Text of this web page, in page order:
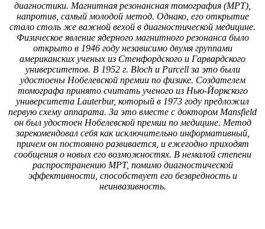
диагностики. Магнитная резонансная томография (МРТ),
напротив, самый молодой метод. Однако, его открытие
стало столь же важной вехой в диагностической медицине.
Физическое явление ядерного магнитного резонанса было
открыто в 1946 году независимо двумя группами
американских ученых из Стенфордского и Гарвардского
университетов. В 1952 г. Bloch и Purcell за это были
удостоены Нобелевской премии по физике. Создателем
томографа принято считать ученого из Нью-Йоркского
университета Lauterbur, который в 1973 году предложил
первую схему аппарата. За это вместе с доктором Mansfield
он был удостоен Нобелевской премии по медицине. Метод
зарекомендовал себя как исключительно информативный,
причем он постоянно развивается, и ежегодно приходят
сообщения о новых его возможностях. В немалой степени
распространению МРТ, помимо диагностической
эффективности, способствует его безвредность и
неинвазивность.